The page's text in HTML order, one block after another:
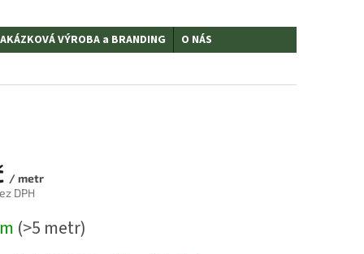
VÝROBA a BRANDING O NÁS
/ metr
DPH
(>5 metr)